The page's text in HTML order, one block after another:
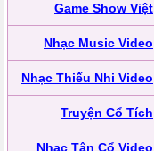
Game Show Việt
Nhạc Music Video
Nhạc Thiếu Nhi Video
Truyện Cổ Tích
Nhạc Tân Cổ Video